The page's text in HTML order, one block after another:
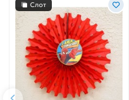
Слот